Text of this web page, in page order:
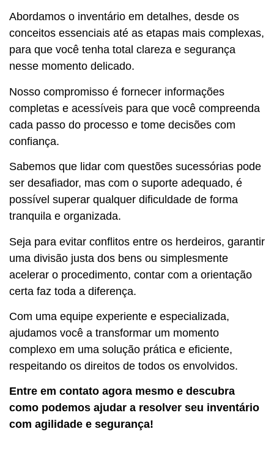
Abordamos o inventário em detalhes, desde os
conceitos essenciais até as etapas mais complexas,
para que você tenha total clareza e segurança
nesse momento delicado.
Nosso compromisso é fornecer informações
completas e acessíveis para que você compreenda
cada passo do processo e tome decisões com
confiança.
Sabemos que lidar com questões sucessórias pode
ser desafiador, mas com o suporte adequado, é
possível superar qualquer dificuldade de forma
tranquila e organizada.
Seja para evitar conflitos entre os herdeiros, garantir
uma divisão justa dos bens ou simplesmente
acelerar o procedimento, contar com a orientação
certa faz toda a diferença.
Com uma equipe experiente e especializada,
ajudamos você a transformar um momento
complexo em uma solução prática e eficiente,
respeitando os direitos de todos os envolvidos.
Entre em contato agora mesmo e descubra
como podemos ajudar a resolver seu inventário
com agilidade e segurança!